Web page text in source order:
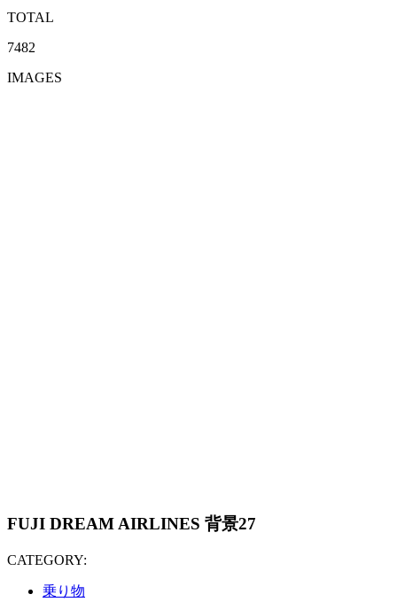
TOTAL
7482
IMAGES
FUJI DREAM AIRLINES 背景27
CATEGORY:
乗り物